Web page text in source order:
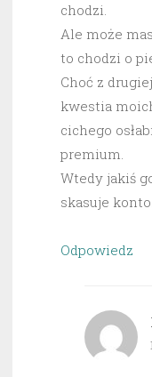
chodzi.
Ale może
to chodzi o
Choć z
kwestia
cichego
premium.
Wtedy jakiś
skasuje konto.
Odpowiedz